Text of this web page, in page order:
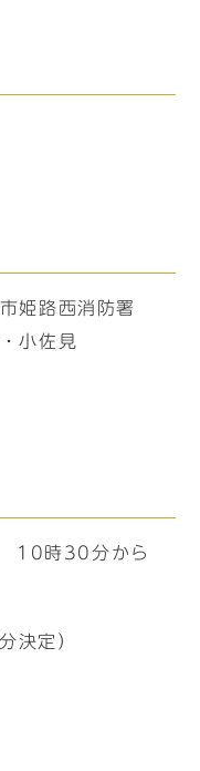
姫路西消防署
小佐見
10時30分から
決定）